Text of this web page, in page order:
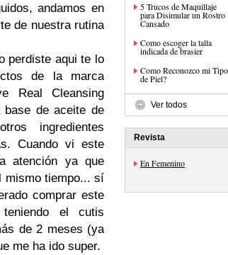
andamos en
de nuestra rutina
perdiste aqui te lo
de la marca
Real Cleansing
base de aceite de
ingredientes
Cuando vi este
atención ya que
mismo tiempo... sí
comprar este
el cutis
de 2 meses (ya
me ha ido super.
5 Trucos de Maquillaje
para Disimular un Rostro
Cansado
Como escoger la talla
indicada de brasier
Como Reconozco mi Tipo
de Piel?
Ver todos
Revista
En Femenino